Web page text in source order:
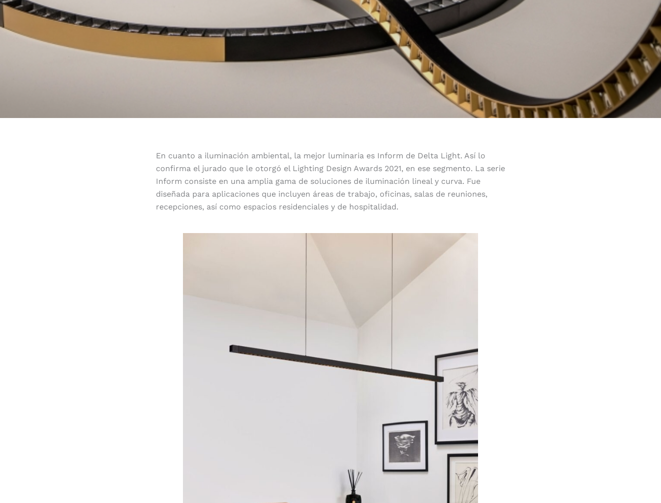
En cuanto a iluminación ambiental, la mejor luminaria es Inform de Delta Light. Así lo
confirma el jurado que le otorgó el Lighting Design Awards 2021, en ese segmento. La serie
Inform consiste en una amplia gama de soluciones de iluminación lineal y curva. Fue
diseñada para aplicaciones que incluyen áreas de trabajo, oficinas, salas de reuniones,
recepciones, así como espacios residenciales y de hospitalidad.